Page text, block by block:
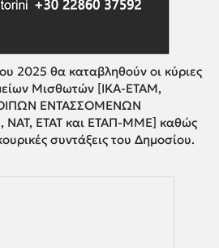
2025 θα καταβληθούν οι κύριες
Μισθωτών [ΙΚΑ-ΕΤΑΜ,
ΕΝΤΑΣΣΟΜΕΝΩΝ
ΕΤΑΤ και ΕΤΑΠ-ΜΜΕ] καθώς
συντάξεις του Δημοσίου.